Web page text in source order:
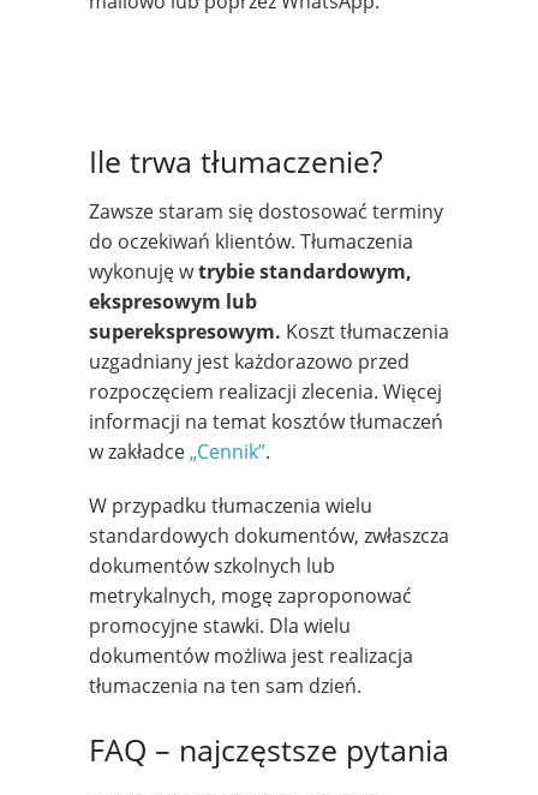
Ile trwa tłumaczenie?
Zawsze staram się dostosować terminy
do oczekiwań klientów. Tłumaczenia
wykonuję wtrybie standardowym,
ekspresowym lub
superekspresowym. Koszt tłumaczenia
uzgadniany jest każdorazowo przed
rozpoczęciem realizacji zlecenia. Więcej
informacji na temat kosztów tłumaczeń
w zakładce„Cennik”.
W przypadku tłumaczenia wielu
standardowych dokumentów, zwłaszcza
dokumentów szkolnych lub
metrykalnych, mogę zaproponować
promocyjne stawki. Dla wielu
dokumentów możliwa jest realizacja
tłumaczenia na ten sam dzień.
FAQ – najczęstsze pytania